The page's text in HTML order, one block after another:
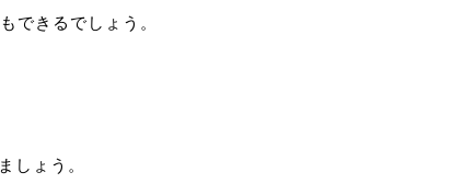
できるでしょう。
しょう。